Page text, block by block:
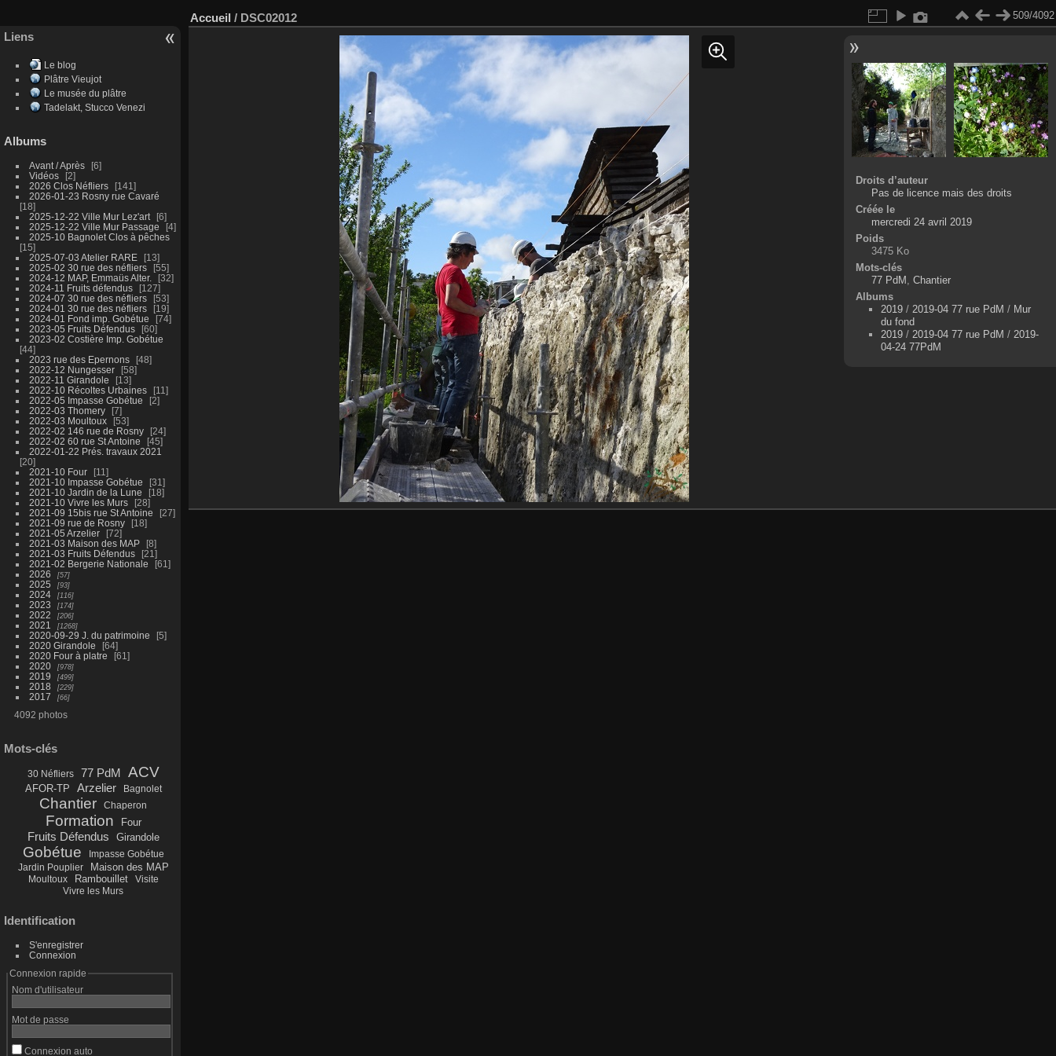
Liens
Le blog
Plâtre Vieujot
Le musée du plâtre
Tadelakt, Stucco Venezi
Albums
Avant / Après
6
Vidéos
2
2026 Clos Néfliers
141
2026-01-23 Rosny rue Cavaré
18
2025-12-22 Ville Mur Lez'art
6
2025-12-22 Ville Mur Passage
4
2025-10 Bagnolet Clos à pêches
15
2025-07-03 Atelier RARE
13
2025-02 30 rue des néfliers
55
2024-12 MAP, Emmaüs Alter.
32
2024-11 Fruits défendus
127
2024-07 30 rue des néfliers
53
2024-01 30 rue des néfliers
19
2024-01 Fond imp. Gobétue
74
2023-05 Fruits Défendus
60
2023-02 Costière Imp. Gobétue
44
2023 rue des Epernons
48
2022-12 Nungesser
58
2022-11 Girandole
13
2022-10 Récoltes Urbaines
11
2022-05 Impasse Gobétue
2
2022-03 Thomery
7
2022-03 Moultoux
53
2022-02 146 rue de Rosny
24
2022-02 60 rue St Antoine
45
2022-01-22 Prés. travaux 2021
20
2021-10 Four
11
2021-10 Impasse Gobétue
31
2021-10 Jardin de la Lune
18
2021-10 Vivre les Murs
28
2021-09 15bis rue St Antoine
27
2021-09 rue de Rosny
18
2021-05 Arzelier
72
2021-03 Maison des MAP
8
2021-03 Fruits Défendus
21
2021-02 Bergerie Nationale
61
2026
57
2025 93
2024 116
2023 174
2022 206
2021 1268
2020-09-29 J. du patrimoine
5
2020 Girandole
64
2020 Four à platre
61
2020
978
2019 499
2018 229
2017 66
4092 photos
Mots-clés
30 Néfliers 77 PdM ACV
AFOR-TP Arzelier Bagnolet
Chantier Chaperon
Formation Four
Fruits Défendus Girandole
Gobétue
Impasse Gobétue
Jardin Pouplier
Maison des MAP
Moultoux Rambouillet
Visite
Vivre les Murs
Identification
S'enregistrer
Connexion
Connexion rapide
Nom d'utilisateur
Mot de passe
Connexion auto
Accueil / DSC02012 509/4092
Droits d’auteur
Pas de licence mais des droits
Créée le
mercredi 24 avril 2019
Poids
3475 Ko
Mots-clés
77 PdM , Chantier
Albums
2019 /2019-04 77 rue PdM / Mur
du fond
2019 /2019-04 77 rue PdM /2019-
04-24 77PdM